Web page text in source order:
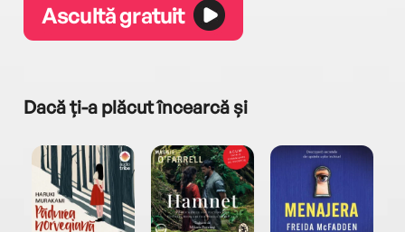
Ascultă gratuit
Dacă ți-a plăcut încearcă și